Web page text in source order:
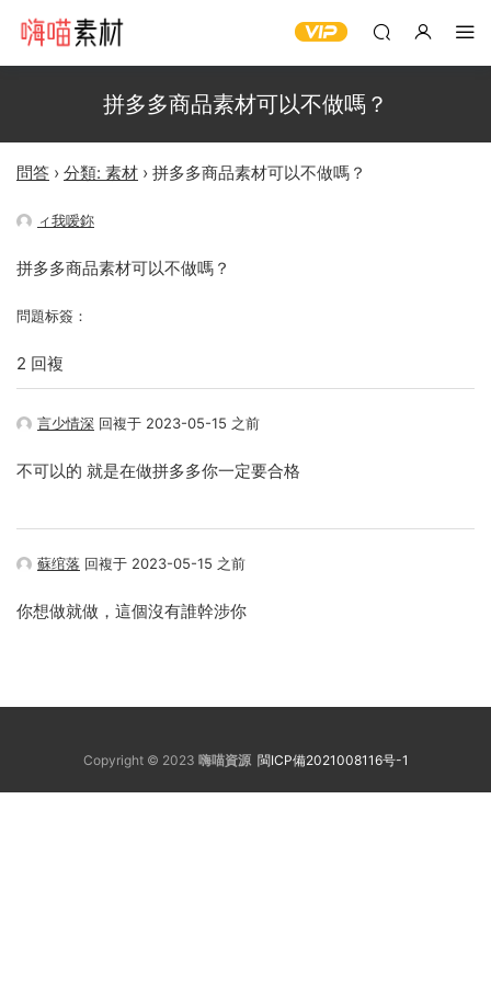
拼多多商品素材可以不做嗎？
問答 › 分類: 素材 › 拼多多商品素材可以不做嗎？
ィ我嗳鉨
拼多多商品素材可以不做嗎？
問題标簽：
2 回複
言少情深 回複于 2023-05-15 之前
不可以的 就是在做拼多多你一定要合格
蘇绾落 回複于 2023-05-15 之前
你想做就做，這個沒有誰幹涉你
Copyright © 2023 嗨喵資源 閩ICP備2021008116号-1